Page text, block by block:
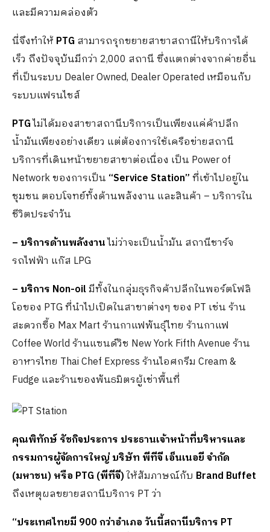
และมีความคล่องตัว
นี่จึงทำให้ PTGสามารถรุกขยายสาขาสถานีให้บริการได้
เร็ว ถึงปัจจุบันมีกว่า 2,000 สถานี ซึ่งแตกต่างจากค่ายอื่น
ที่เป็นระบบ Dealer Owned, Dealer Operated เหมือนกับ
ระบบแฟรนไชส์
PTGไม่ได้มองสาขาสถานีบริการเป็นเพียงแค่ค้าปลีก
น้ำมันเพียงอย่างเดียว แต่ต้องการใช้เครือข่ายสถานี
บริการที่เดินหน้าขยายสาขาต่อเนื่อง เป็น Power of
Network ของการเป็น “Service Station”ที่เข้าไปอยู่ใน
ชุมชน ตอบโจทย์ทั้งด้านพลังงาน และสินค้า – บริการใน
ชีวิตประจำวัน
– บริการด้านพลังงานไม่ว่าจะเป็นน้ำมัน สถานีชาร์จ
รถไฟฟ้า แก๊ส LPG
– บริการ Non-oilมีทั้งในกลุ่มธุรกิจค้าปลีกในพอร์ตโฟลิ
โอของ PTG ที่นำไปเปิดในสาขาต่างๆ ของ PT เช่น ร้าน
สะดวกซื้อ Max Mart ร้านกาแฟพันธุ์ไทย ร้านกาแฟ
Coffee World ร้านแซนด์วิช New York Fifth Avenue ร้าน
อาหารไทย Thai Chef Express ร้านไอศกรีม Cream &
Fudge และร้านของพันธมิตรผู้เช่าพื้นที่
คุณพิทักษ์ รัชกิจประการ ประธานเจ้าหน้าที่บริหารและ
กรรมการผู้จัดการใหญ่ บริษัท พีทีจี เอ็นเนอยี จำกัด
(มหาชน)หรือ PTG (พีทีจี)ให้สัมภาษณ์กับ Brand Buffet
ถึงเหตุผลขยายสถานีบริการ PT ว่า
“ประเทศไทยมี 900 กว่าอำเภอ วันนี้สถานีบริการ PT